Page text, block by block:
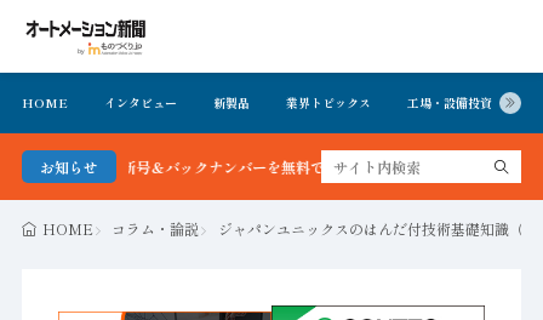
HOME インタビュー 新製品 業界トピックス 工場・設備投資
お知らせ
最新号＆バックナンバーを無料で公開中 詳細はこちら
HOME コラム・論説 ジャパンユニックスのはんだ付技術基礎知識（12